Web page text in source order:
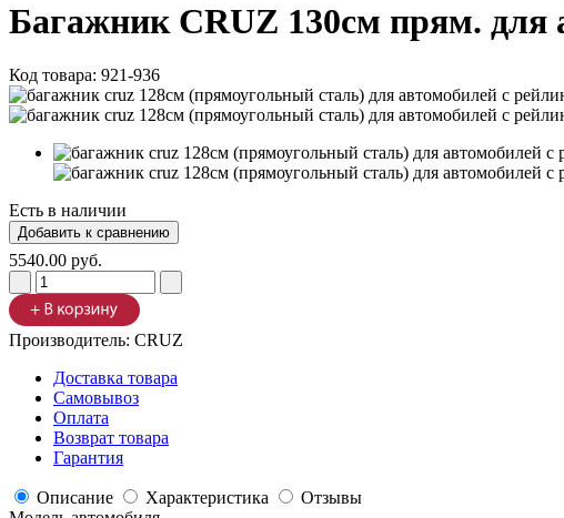
Багажник CRUZ 130см прям. для
Код товара: 921-936
Есть в наличии
5540.00 руб.
Производитель: CRUZ
Доставка товара
Самовывоз
Оплата
Возврат товара
Гарантия
Описание Характеристика
Отзывы